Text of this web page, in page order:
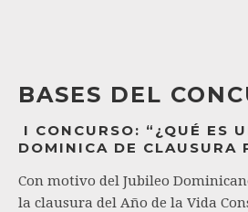
BASES DEL
I CONCURSO: “¿QUÉ ES
DOMINICA DE CLAUSURA
Con motivo del Jubileo
la clausura del Año de la Vida